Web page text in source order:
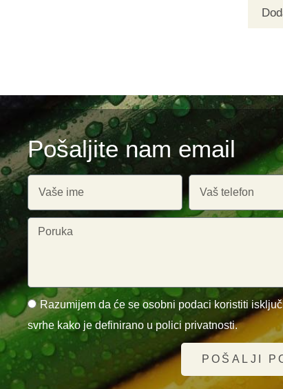
Pošaljite nam email
Razumijem da će se osobni podaci koristiti
svrhe kako je definirano u polici privatnosti.
POŠALJI